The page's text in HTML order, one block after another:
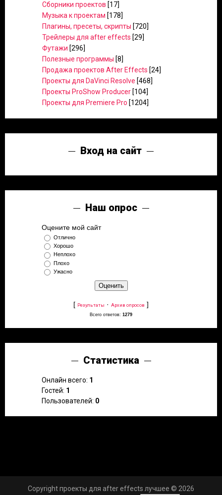
Сборники проектов [17]
Музыка к проектам [178]
Плагины, пресеты, скрипты [720]
Трейлеры для after effects [29]
Футажи [296]
Полезные программы [8]
Продажа проектов After Effects [24]
Проекты для DaVinci Resolve [468]
Проекты ProShow Producer [104]
Проекты для Premiere Pro [1204]
Вход на сайт
Наш опрос
Оцените мой сайт
Отлично
Хорошо
Неплохо
Плохо
Ужасно
[ Результаты · Архив опросов ]
Всего ответов: 1279
Статистика
Онлайн всего: 1
Гостей: 1
Пользователей: 0
Copyright проекты для after effects лучшее © 2026